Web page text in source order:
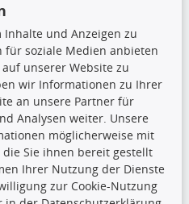
angezeigten Daten,
die gesamte Datenbank,
nicht kopiert werden. Es ist zu
gesamte Datenbank ohne
Inhalte und Anzeigen zu
für soziale Medien anbieten
unserer Website zu
wir Informationen zu Ihrer
an unsere Partner für
Analysen weiter. Unsere
möglicherweise mit
Sie ihnen bereit gestellt
Ihrer Nutzung der Dienste
zur Cookie-Nutzung